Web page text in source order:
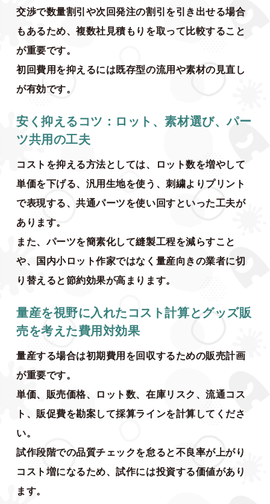
交渉で数量割引や次回発注の割引を引き出せる場合
もあるため、複数社見積もりを取って比較すること
が重要です。
初回費用を抑えるには既存型の流用や素材の見直し
が有効です。
安く抑えるコツ：ロット、素材選び、パー
ツ共用の工夫
コストを抑える方法としては、ロット数を増やして
単価を下げる、汎用生地を使う、刺繍よりプリント
で表現する、共通パーツを使い回すといった工夫が
あります。
また、パーツを簡素化して縫製工程を減らすこと
や、国内小ロット作家ではなく量産向きの業者に切
り替えると節約効果が高まります。
量産を視野に入れたコスト計算とグッズ販
売を考えた費用対効果
量産する場合は初期費用を回収するための販売計画
が重要です。
単価、販売価格、ロット数、在庫リスク、流通コス
ト、販促費を勘案して採算ラインを計算してくださ
い。
試作段階での品質チェックを怠ると不良率が上がり
コスト増になるため、試作には投資する価値があり
ます。